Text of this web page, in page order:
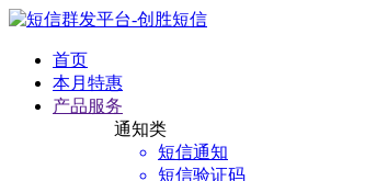
首页
本月特惠
产品服务
通知类
短信通知
短信验证码